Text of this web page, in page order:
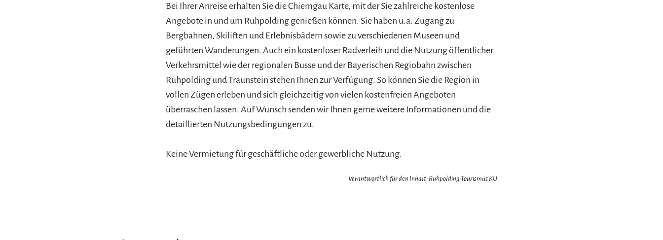
Bei Ihrer Anreise erhalten Sie die Chiemgau Karte, mit der Sie zahlreiche kostenlose
Angebote in und um Ruhpolding genießen können. Sie haben u.a. Zugang zu
Bergbahnen, Skiliften und Erlebnisbädern sowie zu verschiedenen Museen und
geführten Wanderungen. Auch ein kostenloser Radverleih und die Nutzung öffentlicher
Verkehrsmittel wie der regionalen Busse und der Bayerischen Regiobahn zwischen
Ruhpolding und Traunstein stehen Ihnen zur Verfügung. So können Sie die Region in
vollen Zügen erleben und sich gleichzeitig von vielen kostenfreien Angeboten
überraschen lassen. Auf Wunsch senden wir Ihnen gerne weitere Informationen und die
detaillierten Nutzungsbedingungen zu.
Keine Vermietung für geschäftliche oder gewerbliche Nutzung.
Verantwortlich für den Inhalt: Ruhpolding Tourismus KU